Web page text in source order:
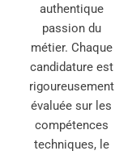
authentique
passion du
métier. Chaque
candidature est
rigoureusement
évaluée sur les
compétences
techniques, le